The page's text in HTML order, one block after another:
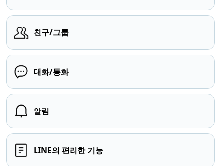
친구/그룹
대화/통화
알림
LINE의 편리한 기능